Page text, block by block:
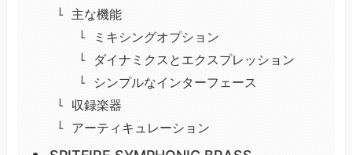
主な機能
ミキシングオプション
ダイナミクスとエクスプレッション
シンプルなインターフェース
収録楽器
アーティキュレーション